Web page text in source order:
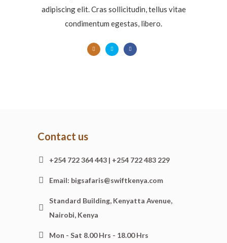
adipiscing elit. Cras sollicitudin, tellus vitae
condimentum egestas, libero.
Contact us
+254 722 364 443 | +254 722 483 229
Email: bigsafaris@swiftkenya.com
Standard Building, Kenyatta Avenue,
Nairobi, Kenya
Mon - Sat 8.00 Hrs - 18.00 Hrs